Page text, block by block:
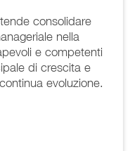
consolidare
nella
e competenti
di crescita e
evoluzione.